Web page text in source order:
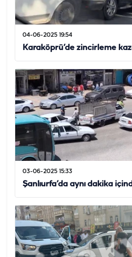
04-06-2025 19:54
Karaköprü’de zincirleme
03-06-2025 15:33
Şanlıurfa’da aynı dakika